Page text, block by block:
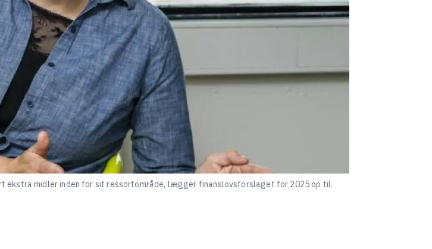
ekstra midler inden for sit ressortområde, lægger finanslovsforslaget for 2025 op til.